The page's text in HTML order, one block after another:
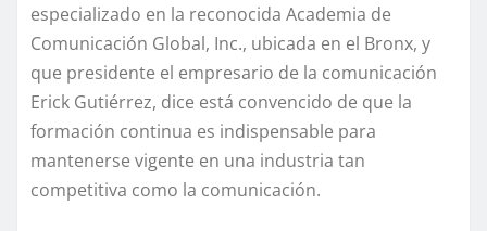
especializado en la reconocida Academia de
Comunicación Global, Inc., ubicada en el Bronx, y
que presidente el empresario de la comunicación
Erick Gutiérrez, dice está convencido de que la
formación continua es indispensable para
mantenerse vigente en una industria tan
competitiva como la comunicación.